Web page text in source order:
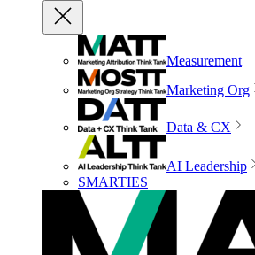
Measurement
Marketing Org
Data & CX
AI Leadership
SMARTIES